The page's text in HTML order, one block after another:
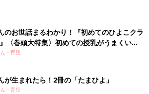
のお世話まるわかり！『初めてのひよこクラ
〈巻頭大特集〉初めての授乳がうまくい
ぱい・ミルクの基本と夏のトラブル 解決テ
・育児
が生まれたら！2冊の「たまひよ」
・育児